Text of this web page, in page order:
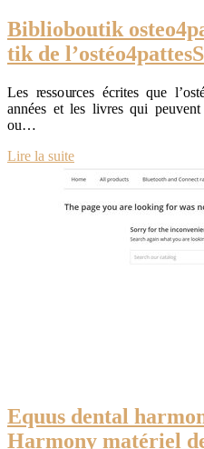
Bib­liobou­tik
tik de
Les ressources écrites que
années et les livres qui peuvent
ou…
Lire la suite
Equus dental
Harmony matériel